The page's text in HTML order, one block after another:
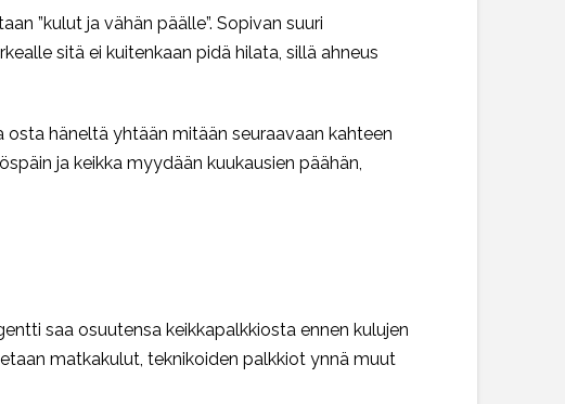
”kulut ja vähän päälle”. Sopivan suuri
sitä ei kuitenkaan pidä hilata, sillä ahneus
osta häneltä yhtään mitään seuraavaan kahteen
ja keikka myydään kuukausien päähän,
saa osuutensa keikkapalkkiosta ennen kulujen
matkakulut, teknikoiden palkkiot ynnä muut